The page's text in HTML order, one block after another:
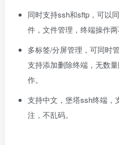
同时支持ssh和sftp，可以
件，文件管理，终端操作两
多标签/分屏管理，可同时
支持添加删除终端，无数
作。
支持中文，堡塔ssh终端，
注，不乱码。